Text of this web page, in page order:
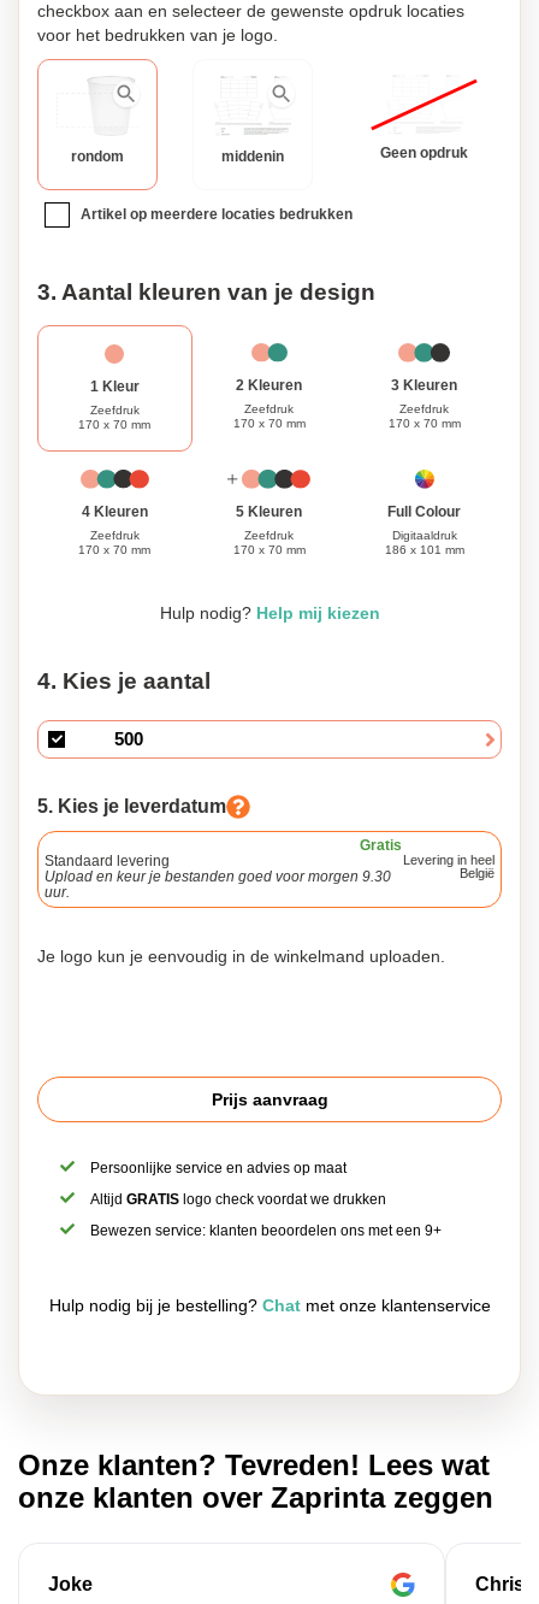
checkbox aan en selecteer de gewenste opdruk locaties
voor het bedrukken van je logo.
rondom middenin Geen opdruk
Artikel op meerdere locaties bedrukken
3. Aantal kleuren van je design
1 Kleur
Zeefdruk
170 x 70 mm
2 Kleuren
Zeefdruk
170 x 70 mm
3 Kleuren
Zeefdruk
170 x 70 mm
4 Kleuren
Zeefdruk
170 x 70 mm
5 Kleuren
Zeefdruk
170 x 70 mm
Full Colour
Digitaaldruk
186 x 101 mm
Hulp nodig? Help mij kiezen
4. Kies je aantal
5. Kies je leverdatum
Gratis
Standaard levering
Upload en keur je bestanden goed voor morgen 9.30
uur.
Levering in heel
België
Je logo kun je eenvoudig in de winkelmand uploaden.
Prijs aanvraag
Persoonlijke service en advies op maat
AltijdGRATIS logo check voordat we drukken
Bewezen service: klanten beoordelen ons met een 9+
Hulp nodig bij je bestelling? Chatmet onze klantenservice
Onze klanten? Tevreden! Lees wat
onze klanten over Zaprinta zeggen
Joke